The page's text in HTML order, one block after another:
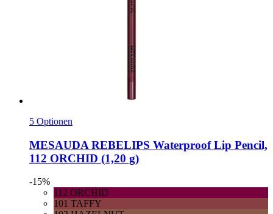
5 Optionen
MESAUDA REBELIPS Waterproof Lip Pencil,
112 ORCHID (1,20 g)
-15%
112 ORCHID
101 TAFFY